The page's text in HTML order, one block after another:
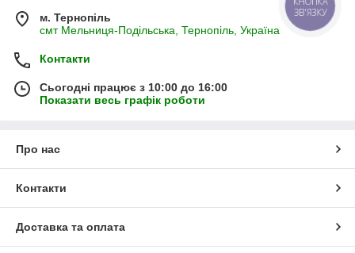
м. Тернопіль
смт Мельниця-Подільська, Тернопіль, Україна
Контакти
Сьогодні працює з 10:00 до 16:00
Показати весь графік роботи
Про нас
Контакти
Доставка та оплата
КНОПКА
ЗВ'ЯЗКУ